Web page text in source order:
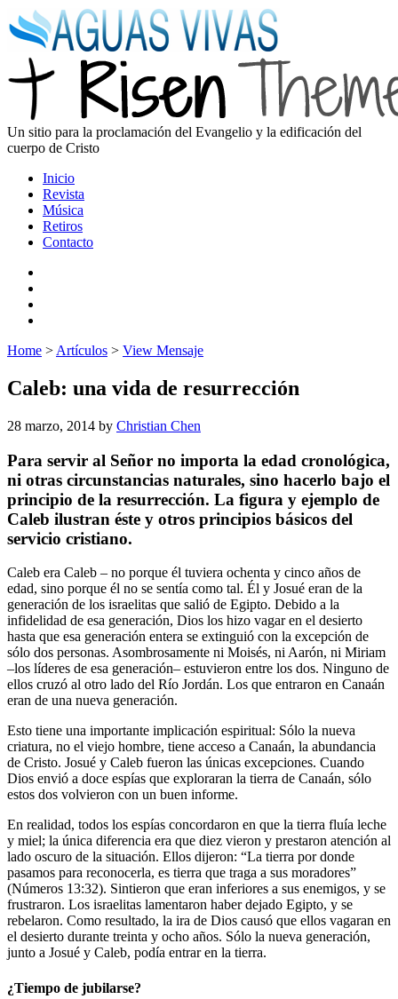
Un sitio para la proclamación del Evangelio y la edificación del
cuerpo de Cristo
Inicio
Revista
Música
Retiros
Contacto
Home > Artículos > View Mensaje
Caleb: una vida de resurrección
28 marzo, 2014 by Christian Chen
Para servir al Señor no importa la edad cronológica,
ni otras circunstancias naturales, sino hacerlo bajo el
principio de la resurrección. La figura y ejemplo de
Caleb ilustran éste y otros principios básicos del
servicio cristiano.
Caleb era Caleb – no porque él tuviera ochenta y cinco años de
edad, sino porque él no se sentía como tal. Él y Josué eran de la
generación de los israelitas que salió de Egipto. Debido a la
infidelidad de esa generación, Dios los hizo vagar en el desierto
hasta que esa generación entera se extinguió con la excepción de
sólo dos personas. Asombrosamente ni Moisés, ni Aarón, ni Miriam
–los líderes de esa generación– estuvieron entre los dos. Ninguno de
ellos cruzó al otro lado del Río Jordán. Los que entraron en Canaán
eran de una nueva generación.
Esto tiene una importante implicación espiritual: Sólo la nueva
criatura, no el viejo hombre, tiene acceso a Canaán, la abundancia
de Cristo. Josué y Caleb fueron las únicas excepciones. Cuando
Dios envió a doce espías que exploraran la tierra de Canaán, sólo
estos dos volvieron con un buen informe.
En realidad, todos los espías concordaron en que la tierra fluía leche
y miel; la única diferencia era que diez vieron y prestaron atención al
lado oscuro de la situación. Ellos dijeron: “La tierra por donde
pasamos para reconocerla, es tierra que traga a sus moradores”
(Números 13:32). Sintieron que eran inferiores a sus enemigos, y se
frustraron. Los israelitas lamentaron haber dejado Egipto, y se
rebelaron. Como resultado, la ira de Dios causó que ellos vagaran en
el desierto durante treinta y ocho años. Sólo la nueva generación,
junto a Josué y Caleb, podía entrar en la tierra.
¿Tiempo de jubilarse?